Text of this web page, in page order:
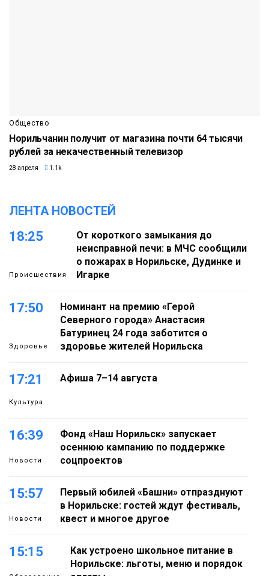
Общество
Норильчанин получит от магазина почти 64 тысячи
рублей за некачественный телевизор
28 апреля 1.1k
ЛЕНТА НОВОСТЕЙ
18:25
Происшествия
От короткого замыкания до
неисправной печи: в МЧС сообщили
о пожарах в Норильске, Дудинке и
Игарке
17:50
Здоровье
Номинант на премию «Герой
Северного города» Анастасия
Батуринец 24 года заботится о
здоровье жителей Норильска
17:21
Культура
Афиша 7–14 августа
16:39
Новости
Фонд «Наш Норильск» запускает
осеннюю кампанию по поддержке
соцпроектов
15:57
Новости
Первый юбилей «Башни» отпразднуют
в Норильске: гостей ждут фестиваль,
квест и многое другое
15:15
Как устроено школьное питание в
Норильске: льготы, меню и порядок